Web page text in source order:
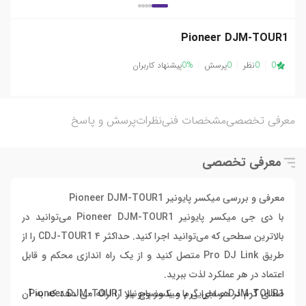
Pioneer DJM-TOUR1
0
0نظر 0پرسش 0%پیشنهاد کاربران
معرفی تخصصیمشخصات فنینظراتپرسش و پاسخ
معرفی تخصصی
معرفی و بررسی میکسر پایونیر Pioneer DJM-TOUR1
با دی جی میکسر پایونیر
Pioneer DJM-TOUR1 می‌توانید در
بالاترین سطحی که می‌توانید اجرا کنید. حداکثر ۴ CDJ-TOUR1 را از
طریق Pro DJ Link متصل کنید و از یک راه اندازی محکم و قابل
اعتماد در هر عملکرد لذت ببرید.
DJM-TOUR1 صدای گرم و با وضوح بالا را ارائه می دهد که به آن
صدای گرم در هر اجرایی با میکسر پایونیر Pioneer DJM-TOUR1